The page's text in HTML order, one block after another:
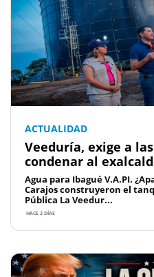
ACTUALIDAD
Veeduría, exige a
condenar al
Agua para Ibagué V.A.PI.
Carajos construyeron el
Pública La Veedur...
HACE 2 DÍAS